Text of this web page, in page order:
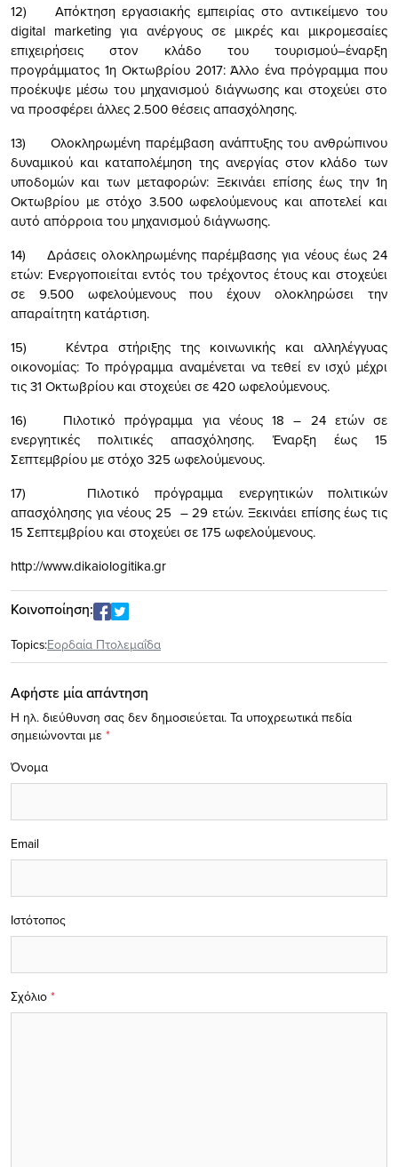
12) Απόκτηση εργασιακής εμπειρίας στο αντικείμενο του
digital marketing για ανέργους σε μικρές και μικρομεσαίες
επιχειρήσεις στον κλάδο του τουρισμού–έναρξη
προγράμματος 1η Οκτωβρίου 2017: Άλλο ένα πρόγραμμα που
προέκυψε μέσω του μηχανισμού διάγνωσης και στοχεύει στο
να προσφέρει άλλες 2.500 θέσεις απασχόλησης.
13) Ολοκληρωμένη παρέμβαση ανάπτυξης του ανθρώπινου
δυναμικού και καταπολέμηση της ανεργίας στον κλάδο των
υποδομών και των μεταφορών: Ξεκινάει επίσης έως την 1η
Οκτωβρίου με στόχο 3.500 ωφελούμενους και αποτελεί και
αυτό απόρροια του μηχανισμού διάγνωσης.
14) Δράσεις ολοκληρωμένης παρέμβασης για νέους έως 24
ετών: Ενεργοποιείται εντός του τρέχοντος έτους και στοχεύει
σε 9.500 ωφελούμενους που έχουν ολοκληρώσει την
απαραίτητη κατάρτιση.
15) Κέντρα στήριξης της κοινωνικής και αλληλέγγυας
οικονομίας: Το πρόγραμμα αναμένεται να τεθεί εν ισχύ μέχρι
τις 31 Οκτωβρίου και στοχεύει σε 420 ωφελούμενους.
16) Πιλοτικό πρόγραμμα για νέους 18 – 24 ετών σε
ενεργητικές πολιτικές απασχόλησης. Έναρξη έως 15
Σεπτεμβρίου με στόχο 325 ωφελούμενους.
17) Πιλοτικό πρόγραμμα ενεργητικών πολιτικών
απασχόλησης για νέους 25 – 29 ετών. Ξεκινάει επίσης έως τις
15 Σεπτεμβρίου και στοχεύει σε 175 ωφελούμενους.
http://www.dikaiologitika.gr
Κοινοποίηση:
Topics:Εορδαία Πτολεμαΐδα
Αφήστε μία απάντηση
Η ηλ. διεύθυνση σας δεν δημοσιεύεται. Τα υποχρεωτικά πεδία
σημειώνονται με *
Σχόλιο *
Όνομα
Email
Ιστότοπος